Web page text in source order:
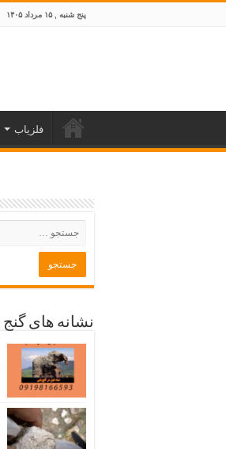
پنج شنبه , ۱۵ مرداد ۱۴۰۵
فلزیاب
نشانه های گنج